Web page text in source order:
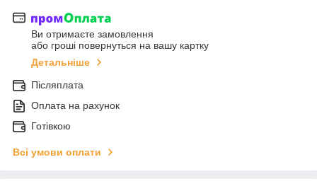
Ви отримаєте замовлення
або гроші повернуться на вашу картку
Детальніше
Післяплата
Оплата на рахунок
Готівкою
Всі умови оплати